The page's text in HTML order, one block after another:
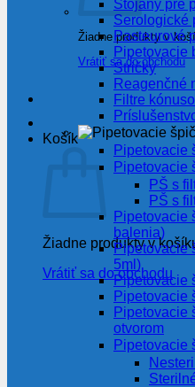
Žiadne produkty v
Vrátiť sa do obchodu
Košík
Žiadne produkty v
Vrátiť sa do obchodu
Stojany pre
Serologické
Pasteurové
Pipetovacie
Stričky
Reagenčné
Filtre
Pipetovacie
Pipetovacie
PŠ s
PŠ s
Pipetovacie
balenia)
Pipetovacie
5ml)
Pipetovacie
Pipetovacie
Pipetovacie
otvorom
Pipetovacie